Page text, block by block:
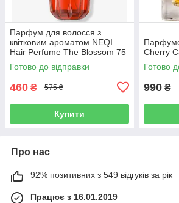
Парфум для волосся з
квітковим ароматом NEQI
Hair Perfume The Blossom 75
мл
Готово до відправки
460 ₴ 575 ₴
Купити
Cherry
Готово
990 ₴
Про нас
92% позитивних з 549 відгуків за рік
Працює з 16.01.2019